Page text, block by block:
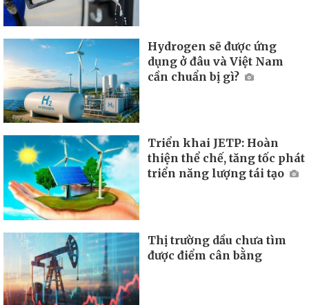
Hydrogen sẽ được ứng
dụng ở đâu và Việt Nam
cần chuẩn bị gì?
Triển khai JETP: Hoàn
thiện thể chế, tăng tốc phát
triển năng lượng tái tạo
Thị trường dầu chưa tìm
được điểm cân bằng